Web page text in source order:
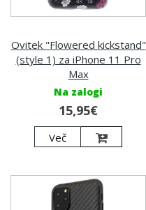
Ovitek "Flowered kickstand"
(style 1) za iPhone 11 Pro
Max
Na zalogi
15,95€
Več